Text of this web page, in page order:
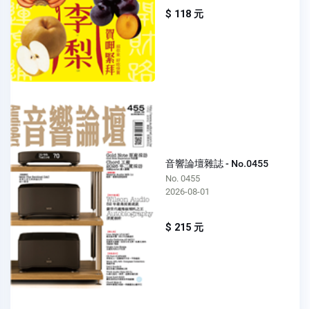
$ 118 元
音響論壇雜誌 - No.0455
No. 0455
2026-08-01
$ 215 元